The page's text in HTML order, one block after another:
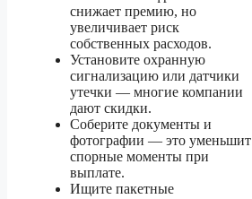
снижает премию, но
увеличивает риск
собственных расходов.
Установите охранную
сигнализацию или датчики
утечки — многие компании
дают скидки.
Соберите документы и
фотографии — это уменьшит
спорные моменты при
выплате.
Ищите пакетные